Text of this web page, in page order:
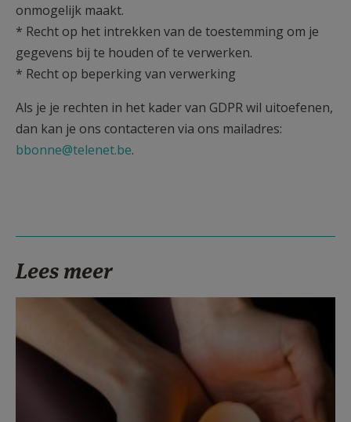
onmogelijk maakt.
* Recht op het intrekken van de toestemming om je
gegevens bij te houden of te verwerken.
* Recht op beperking van verwerking
Als je je rechten in het kader van GDPR wil uitoefenen,
dan kan je ons contacteren via ons mailadres:
bbonne@telenet.be.
Lees meer